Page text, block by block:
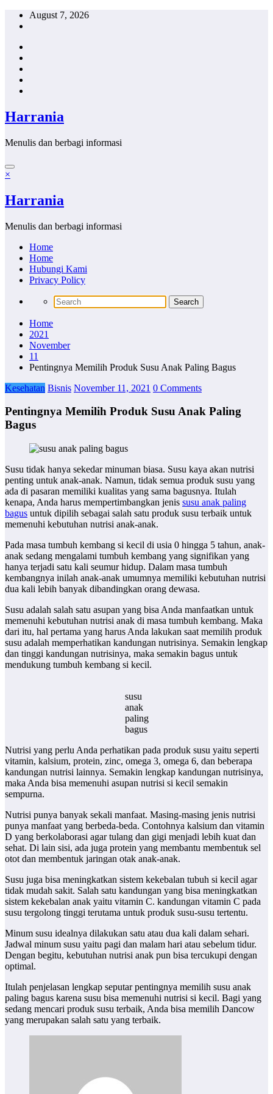
Skip
August 7, 2026
Harrania
Menulis dan berbagi informasi
×
Harrania
Menulis dan berbagi informasi
Home
Home
Hubungi Kami
Privacy Policy
Home
2021
November
11
Pentingnya Memilih Produk Susu Anak Paling Bagus
Kesehatan Bisnis November 11, 2021 0 Comments
Pentingnya Memilih Produk Susu Anak Paling
Bagus
Susu tidak hanya sekedar minuman biasa. Susu kaya akan nutrisi
penting untuk anak-anak. Namun, tidak semua produk susu yang
ada di pasaran memiliki kualitas yang sama bagusnya. Itulah
kenapa, Anda harus mempertimbangkan jenis susu anak paling
bagus untuk dipilih sebagai salah satu produk susu terbaik untuk
memenuhi kebutuhan nutrisi anak-anak.
Pada masa tumbuh kembang si kecil di usia 0 hingga 5 tahun, anak-
anak sedang mengalami tumbuh kembang yang signifikan yang
hanya terjadi satu kali seumur hidup. Dalam masa tumbuh
kembangnya inilah anak-anak umumnya memiliki kebutuhan nutrisi
dua kali lebih banyak dibandingkan orang dewasa.
Susu adalah salah satu asupan yang bisa Anda manfaatkan untuk
memenuhi kebutuhan nutrisi anak di masa tumbuh kembang. Maka
dari itu, hal pertama yang harus Anda lakukan saat memilih produk
susu adalah memperhatikan kandungan nutrisinya. Semakin lengkap
dan tinggi kandungan nutrisinya, maka semakin bagus untuk
mendukung tumbuh kembang si kecil.
susu
anak
paling
bagus
Nutrisi yang perlu Anda perhatikan pada produk susu yaitu seperti
vitamin, kalsium, protein, zinc, omega 3, omega 6, dan beberapa
kandungan nutrisi lainnya. Semakin lengkap kandungan nutrisinya,
maka Anda bisa memenuhi asupan nutrisi si kecil semakin
sempurna.
Nutrisi punya banyak sekali manfaat. Masing-masing jenis nutrisi
punya manfaat yang berbeda-beda. Contohnya kalsium dan vitamin
D yang berkolaborasi agar tulang dan gigi menjadi lebih kuat dan
sehat. Di lain sisi, ada juga protein yang membantu membentuk sel
otot dan membentuk jaringan otak anak-anak.
Susu juga bisa meningkatkan sistem kekebalan tubuh si kecil agar
tidak mudah sakit. Salah satu kandungan yang bisa meningkatkan
sistem kekebalan anak yaitu vitamin C. kandungan vitamin C pada
susu tergolong tinggi terutama untuk produk susu-susu tertentu.
Minum susu idealnya dilakukan satu atau dua kali dalam sehari.
Jadwal minum susu yaitu pagi dan malam hari atau sebelum tidur.
Dengan begitu, kebutuhan nutrisi anak pun bisa tercukupi dengan
optimal.
Itulah penjelasan lengkap seputar pentingnya memilih susu anak
paling bagus karena susu bisa memenuhi nutrisi si kecil. Bagi yang
sedang mencari produk susu terbaik, Anda bisa memilih Dancow
yang merupakan salah satu yang terbaik.